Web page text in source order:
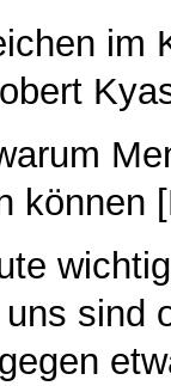
im
können
sind